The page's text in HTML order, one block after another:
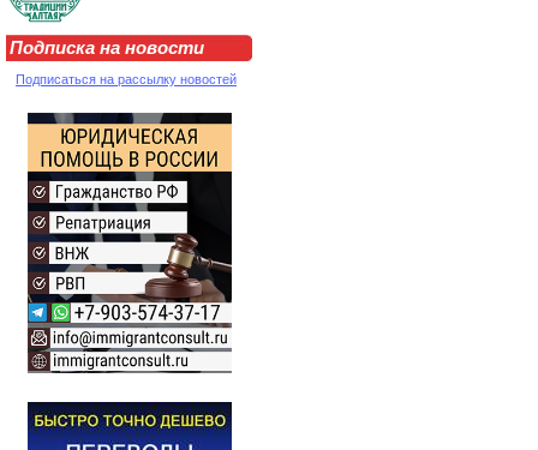
Подписка на новости
Подписаться на рассылку новостей